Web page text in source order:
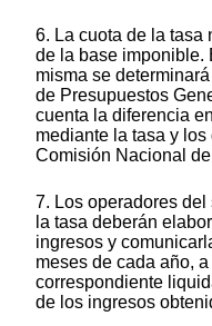
6. La cuota de la tasa
de la base imponible.
misma se
de Presupuestos
cuenta la diferencia
mediante la tasa y
Comisión Nacional
7. Los operadores
la tasa deberán
ingresos y
meses de cada año,
correspondiente
de los ingresos